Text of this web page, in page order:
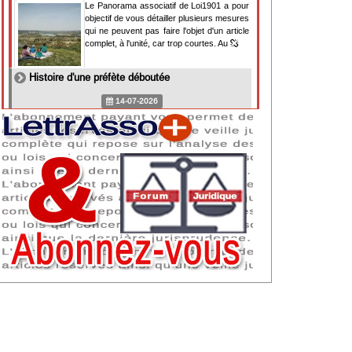
Le Panorama associatif de Loi1901 a pour
objectif de vous détailler plusieurs mesures
qui ne peuvent pas faire l'objet d'un article
complet, à l'unité, car trop courtes. Au
Histoire d'une préfète déboutée
14-07-2026
Il y a des préfètes et des préfets qui
souhaitent tellement faire plaisir à ceux, par
lesquels leur bonne fortune est arrivée,
qu'ils en oublient la réalité de leur fonction
qui
NAF 2025 : nouvelle nomenclature d'activités
dès 2027
07-07-2026
Les nomenclatures d'activités française